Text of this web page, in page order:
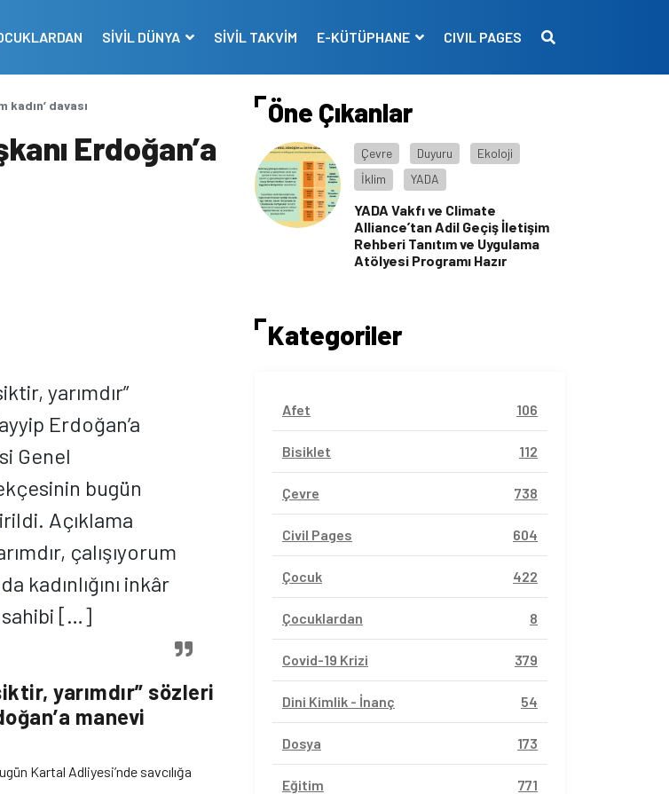
SİVİL DÜNYA SİVİL TAKVİM E-KÜTÜPHANE CIVIL PAGES
kadın’ davası
Erdoğan’a
yarımdır”
Erdoğan’a
Genel
bugün
Açıklama
çalışıyorum
kadınlığını inkâr
sahibi […]
yarımdır” sözleri
manevi
Kartal Adliyesi’nde savcılığa
Öne Çıkanlar
Çevre Duyuru
Ekoloji
İklim
YADA
YADA Vakfı ve Climate
Alliance’tan Adil Geçiş İletişim
Rehberi Tanıtım ve Uygulama
Atölyesi Programı Hazır
Kategoriler
Afet 106
Bisiklet 112
Çevre 738
Civil Pages 604
Çocuk 422
Çocuklardan 8
Covid-19 Krizi 379
Dini Kimlik - İnanç 54
Dosya 173
Eğitim 771